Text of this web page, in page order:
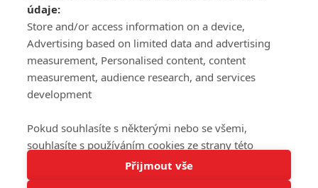
Tato stránka používá soubory cookies.
Máte-li zájem o inzerci na našem webu napište nám na e-mail
studio@koncal.com
Ochrana osobních údajů|Zásady používání cookies|Pravidla webu
Upravit nastavení soukromí
© 2016 – 2026 FandimeSerialum.cz / All rights reserved /
údaje:
Store and/or access information on a device,
Advertising based on limited data and advertising
measurement, Personalised content, content
measurement, audience research, and services
development
Pokud souhlasíte s některými nebo se všemi,
souhlasíte s používáním cookies ze strany této
stránky a pro tyto účely. Souhlas také můžete
odmítnout, ale v takovém případě vám na stránce
Přijmout vše